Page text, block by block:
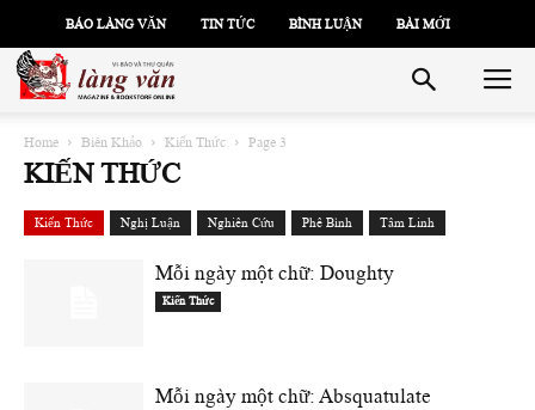
BÁO LÀNG VĂN TIN TỨC BÌNH LUẬN BÀI MỚI
Home Biên Khảo Kiến Thức Page 3
KIẾN THỨC
Kiến Thức Nghị Luận Nghiên Cứu Phê Bình Tâm Linh
Mỗi ngày một chữ: Doughty
Kiến Thức
Mỗi ngày một chữ: Absquatulate